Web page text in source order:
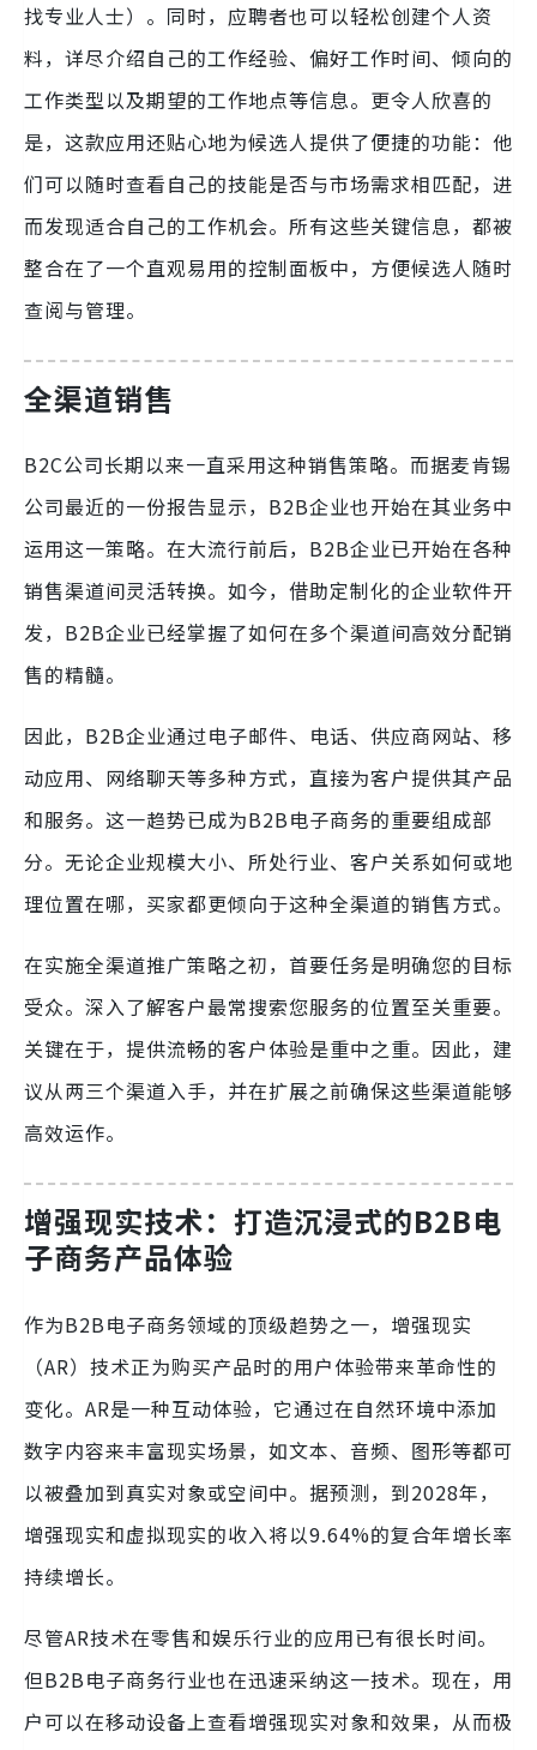
找专业人士）。同时，应聘者也可以轻松创建个人资
料，详尽介绍自己的工作经验、偏好工作时间、倾向的
工作类型以及期望的工作地点等信息。更令人欣喜的
是，这款应用还贴心地为候选人提供了便捷的功能：他
们可以随时查看自己的技能是否与市场需求相匹配，进
而发现适合自己的工作机会。所有这些关键信息，都被
整合在了一个直观易用的控制面板中，方便候选人随时
查阅与管理。
全渠道销售
B2C公司长期以来一直采用这种销售策略。而据麦肯锡
公司最近的一份报告显示，B2B企业也开始在其业务中
运用这一策略。在大流行前后，B2B企业已开始在各种
销售渠道间灵活转换。如今，借助定制化的企业软件开
发，B2B企业已经掌握了如何在多个渠道间高效分配销
售的精髓。
因此，B2B企业通过电子邮件、电话、供应商网站、移
动应用、网络聊天等多种方式，直接为客户提供其产品
和服务。这一趋势已成为B2B电子商务的重要组成部
分。无论企业规模大小、所处行业、客户关系如何或地
理位置在哪，买家都更倾向于这种全渠道的销售方式。
在实施全渠道推广策略之初，首要任务是明确您的目标
受众。深入了解客户最常搜索您服务的位置至关重要。
关键在于，提供流畅的客户体验是重中之重。因此，建
议从两三个渠道入手，并在扩展之前确保这些渠道能够
高效运作。
增强现实技术：打造沉浸式的B2B电
子商务产品体验
作为B2B电子商务领域的顶级趋势之一，增强现实
（AR）技术正为购买产品时的用户体验带来革命性的
变化。AR是一种互动体验，它通过在自然环境中添加
数字内容来丰富现实场景，如文本、音频、图形等都可
以被叠加到真实对象或空间中。据预测，到2028年，
增强现实和虚拟现实的收入将以9.64%的复合年增长率
持续增长。
尽管AR技术在零售和娱乐行业的应用已有很长时间。
但B2B电子商务行业也在迅速采纳这一技术。现在，用
户可以在移动设备上查看增强现实对象和效果，从而极